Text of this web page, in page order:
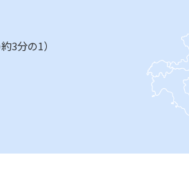
3分の1）